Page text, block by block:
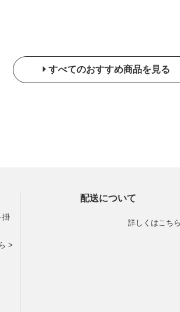
すべてのおすすめ商品を見る
掛
>
配送について
詳しくはこち